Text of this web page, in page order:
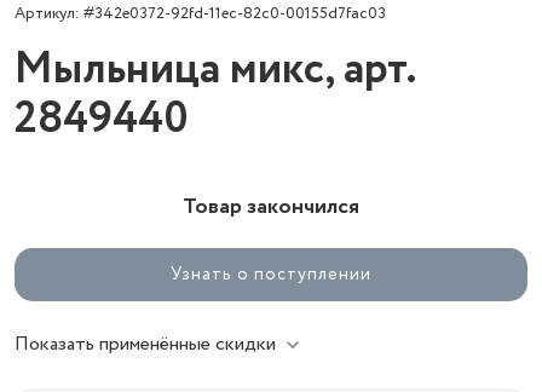
Артикул: #342e0372-92fd-11ec-82c0-00155d7fac03
Мыльница микс, арт.
2849440
Товар закончился
Узнать о поступлении
Показать применённые скидки